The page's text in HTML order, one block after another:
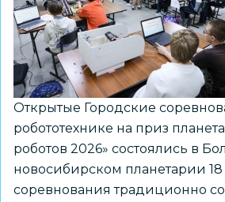
Открытые Городские
робототехнике на приз
роботов 2026» состоялись в
новосибирском планетарии 18
соревнования традиционно